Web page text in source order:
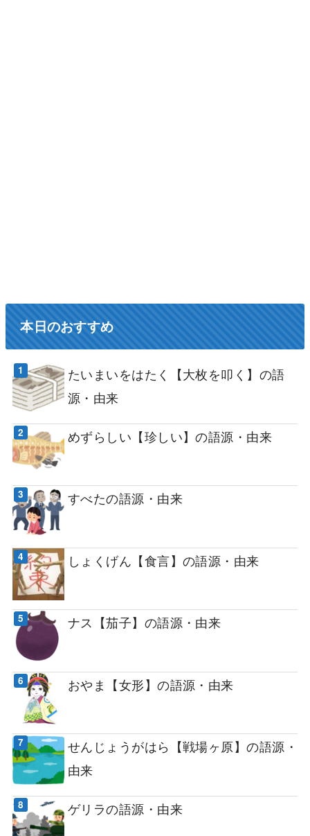
本日のおすすめ
たいまいをはたく【大枚を叩く】の語
源・由来
めずらしい【珍しい】の語源・由来
すべたの語源・由来
しょくげん【食言】の語源・由来
ナス【茄子】の語源・由来
おやま【女形】の語源・由来
せんじょうがはら【戦場ヶ原】の語源・
由来
ゲリラの語源・由来